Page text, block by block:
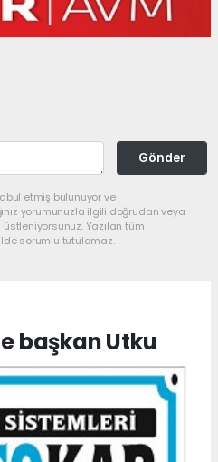
Gönder
etmiş bulunuyor ve
yorumunuzla ilgili doğrudan veya
Yazılan tüm
sorumlu tutulamaz.
başkan Utku